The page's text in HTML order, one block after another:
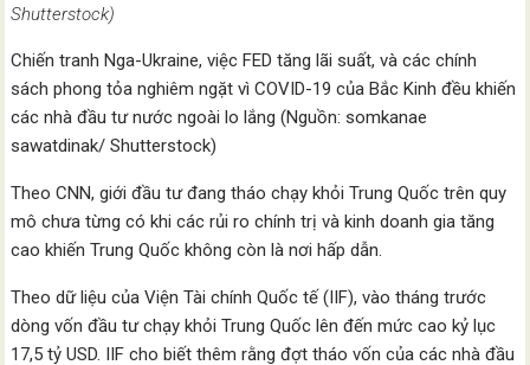
Shutterstock)
Chiến tranh Nga-Ukraine, việc FED tăng lãi suất, và các chính
sách phong tỏa nghiêm ngặt vì COVID-19 của Bắc Kinh đều khiến
các nhà đầu tư nước ngoài lo lắng (Nguồn: somkanae
sawatdinak/ Shutterstock)
Theo CNN, giới đầu tư đang tháo chạy khỏi Trung Quốc trên quy
mô chưa từng có khi các rủi ro chính trị và kinh doanh gia tăng
cao khiến Trung Quốc không còn là nơi hấp dẫn.
Theo dữ liệu của Viện Tài chính Quốc tế (IIF), vào tháng trước
dòng vốn đầu tư chạy khỏi Trung Quốc ​lên đến mức cao kỷ lục
17,5 tỷ USD. IIF cho biết thêm rằng đợt tháo vốn của các nhà đầu